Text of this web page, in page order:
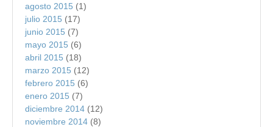
agosto 2015 (1)
julio 2015 (17)
junio 2015 (7)
mayo 2015 (6)
abril 2015 (18)
marzo 2015 (12)
febrero 2015 (6)
enero 2015 (7)
diciembre 2014 (12)
noviembre 2014 (8)